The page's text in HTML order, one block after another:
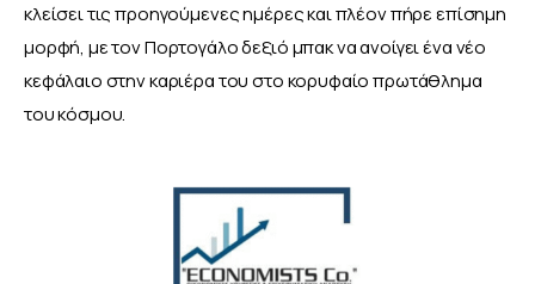
κλείσει τις προηγούμενες ημέρες και πλέον πήρε επίσημη
μορφή, με τον Πορτογάλο δεξιό μπακ να ανοίγει ένα νέο
κεφάλαιο στην καριέρα του στο κορυφαίο πρωτάθλημα
του κόσμου.